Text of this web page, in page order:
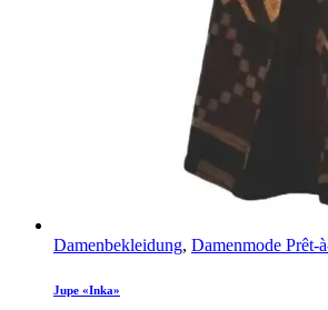
Damenbekleidung, Damenmode Prêt-
Jupe «Inka»